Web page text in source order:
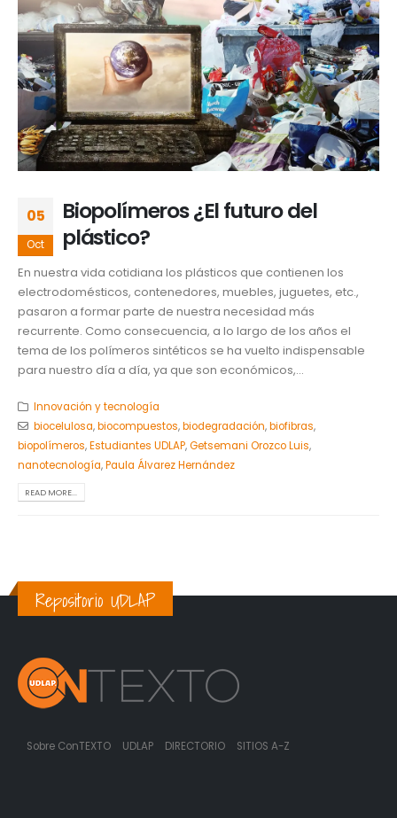
05
Oct
Biopolímeros ¿El futuro del
plástico?
En nuestra vida cotidiana los plásticos que contienen los
electrodomésticos, contenedores, muebles, juguetes, etc.,
pasaron a formar parte de nuestra necesidad más
recurrente. Como consecuencia, a lo largo de los años el
tema de los polímeros sintéticos se ha vuelto indispensable
para nuestro día a día, ya que son económicos,...
Innovación y tecnología
biocelulosa,biocompuestos,biodegradación,biofibras,
biopolímeros,Estudiantes UDLAP,Getsemani Orozco Luis,
nanotecnología,Paula Álvarez Hernández
READ MORE...
Repositorio UDLAP
Sobre ConTEXTO UDLAP DIRECTORIO SITIOS A-Z